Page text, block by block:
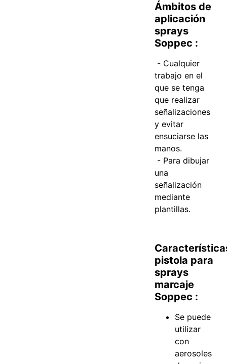
Ámbitos de
aplicación
sprays
Soppec :
- Cualquier
trabajo en el
que se tenga
que realizar
señalizaciones
y evitar
ensuciarse las
manos.
- Para dibujar
una
señalización
mediante
plantillas.
pistola para
sprays
marcaje
Soppec :
Se puede
utilizar
con
aerosoles